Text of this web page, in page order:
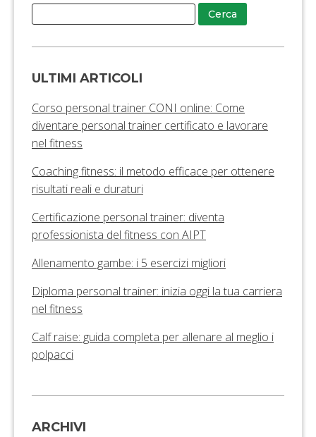
ULTIMI ARTICOLI
Corso personal trainer CONI online: Come
diventare personal trainer certificato e lavorare
nel fitness
Coaching fitness: il metodo efficace per ottenere
risultati reali e duraturi
Certificazione personal trainer: diventa
professionista del fitness con AIPT
Allenamento gambe: i 5 esercizi migliori
Diploma personal trainer: inizia oggi la tua carriera
nel fitness
Calf raise: guida completa per allenare al meglio i
polpacci
ARCHIVI